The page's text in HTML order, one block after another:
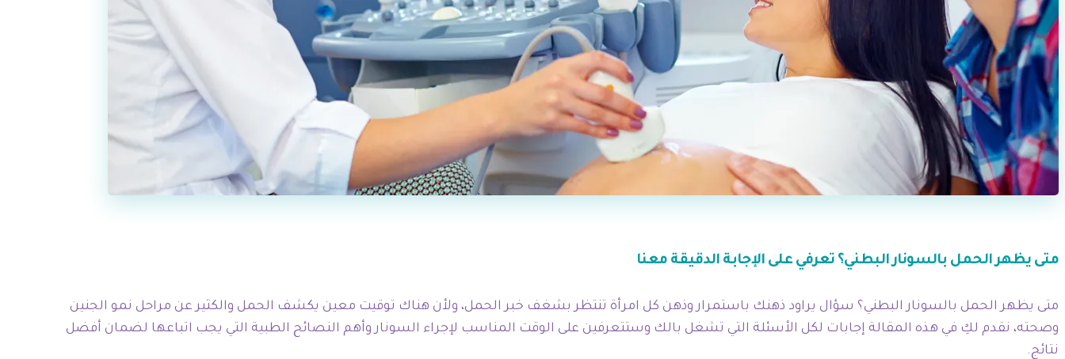
متى يظهر الحمل بالسونار البطني؟ تعرفي على الإجابة الدقيقة معنا
متى يظهر الحمل بالسونار البطني؟ سؤال يراود ذهنك باستمرار وذهن كل امرأة تنتظر بشغف خبر الحمل، ولأن هناك توقيت معين يكشف الحمل والكثير عن مراحل نمو الجنين
وصحته، نقدم لكِ في هذه المقالة إجابات لكل الأسئلة التي تشغل بالك وستتعرفين على الوقت المناسب لإجراء السونار وأهم النصائح الطبية التي يجب اتباعها لضمان أفضل
نتائج.